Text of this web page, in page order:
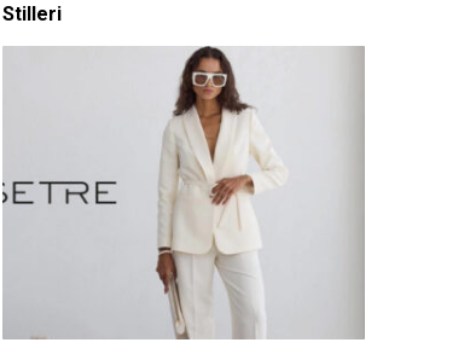
Stilleri